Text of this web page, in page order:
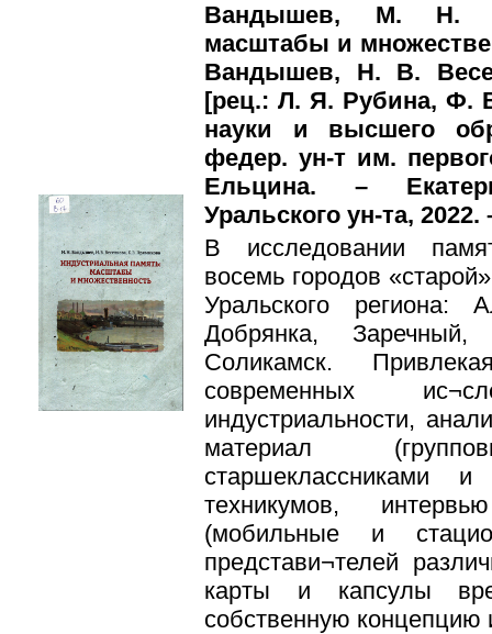
Вандышев, М. Н.
масштабы и
Вандышев, Н. В.
[рец.: Л. Я. Рубина, Ф.
науки и высшего
федер. ун-т им.
Ельцина. –
Уральского ун-та, 2022.
В исследовании
восемь городов
Уральского региона:
Добрянка,
Соликамск.
современных
индустриальности,
материал
старшеклассниками
техникумов,
(мобильные и
представи¬телей
карты и капсулы
собственную концепцию